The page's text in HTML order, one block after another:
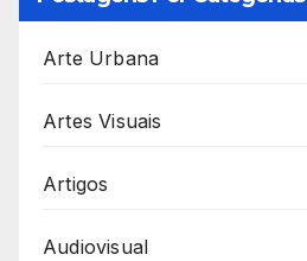
Arte Urbana
Artes Visuais
Artigos
Audiovisual